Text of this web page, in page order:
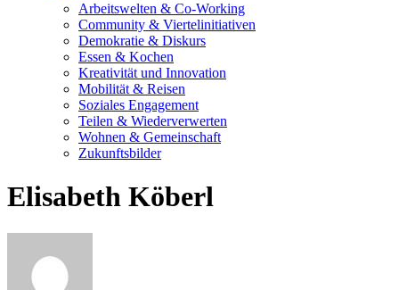
Arbeitswelten & Co-Working
Community & Viertelinitiativen
Demokratie & Diskurs
Essen & Kochen
Kreativität und Innovation
Mobilität & Reisen
Soziales Engagement
Teilen & Wiederverwerten
Wohnen & Gemeinschaft
Zukunftsbilder
Elisabeth Köberl